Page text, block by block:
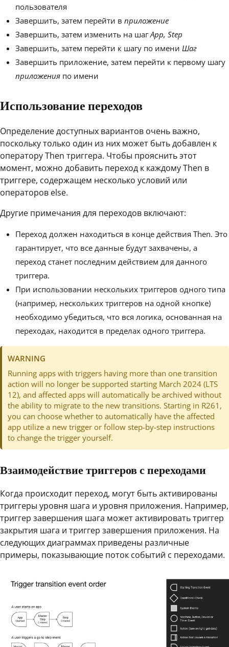
пользователя
Завершить, затем перейти в приложение
Завершить, затем изменить на шагApp, Step
Завершить, затем перейти к шагу по имени Шаг
Завершить приложение, затем перейти к первому шагу
приложения по имени
Использование переходов
Определение доступных вариантов очень важно,
поскольку только один из них может быть добавлен к
оператору Then триггера. Чтобы прояснить этот
момент, можно добавить переход к каждому Then в
триггере, содержащем несколько условий или
операторов else.
Другие примечания для переходов включают:
Переход должен находиться в конце действия Then. Это
гарантирует, что все данные будут захвачены, а
переход станет последним действием для данного
триггера.
При использовании нескольких триггеров одного типа
(например, нескольких триггеров на одной кнопке)
необходимо убедиться, что вся логика, основанная на
переходах, находится в пределах одного триггера.
WARNING
Running apps with triggers having more than one transition
action will no longer be supported starting March 2024 (LTS
12), and affected apps will automatically be archived without
the ability to migrate to the new transitions. Starting in R261,
you can choose whether to automatically have the affected
app utilize a new trigger or follow step-by-step instructions
to change the trigger yourself.
Взаимодействие триггеров с переходами
Когда происходит переход, могут быть активированы
триггеры уровня шага и уровня приложения. Например,
триггер завершения шага может активировать триггер
закрытия шага и триггер завершения приложения. На
следующих диаграммах приведены различные
примеры, показывающие поток событий с переходами.